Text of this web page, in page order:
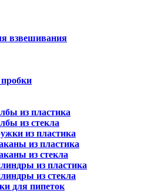
взвешивания
из пластика
из стекла
из пластика
из пластика
из стекла
из пластика
из стекла
для пипеток